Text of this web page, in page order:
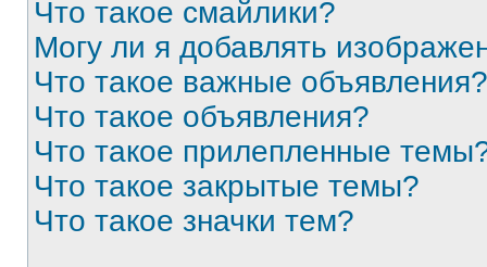
Что такое смайлики?
Могу ли я добавлять
Что такое важные объявления?
Что такое объявления?
Что такое прилепленные
Что такое закрытые темы?
Что такое значки тем?